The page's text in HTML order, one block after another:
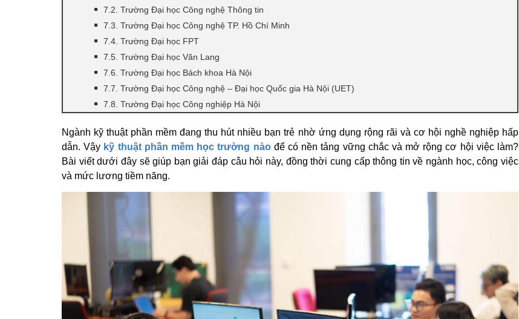
7.2. Trường Đại học Công nghệ Thông tin
7.3. Trường Đại học Công nghệ TP. Hồ Chí Minh
7.4. Trường Đại học FPT
7.5. Trường Đại học Văn Lang
7.6. Trường Đại học Bách khoa Hà Nội
7.7. Trường Đại học Công nghệ – Đại học Quốc gia Hà Nội (UET)
7.8. Trường Đại học Công nghiệp Hà Nội
Ngành kỹ thuật phần mềm đang thu hút nhiều bạn trẻ nhờ ứng dụng rộng rãi và cơ hội nghề nghiệp hấp
dẫn. Vậy kỹ thuật phần mềm học trường nàođể có nền tảng vững chắc và mở rộng cơ hội việc làm?
Bài viết dưới đây sẽ giúp bạn giải đáp câu hỏi này, đồng thời cung cấp thông tin về ngành học, công việc
và mức lương tiềm năng.